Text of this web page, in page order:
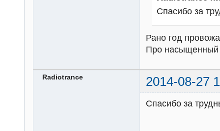
Спасибо за
Рано год
Про насыщенный
Radiotrance 2014-08-27
Спасибо за